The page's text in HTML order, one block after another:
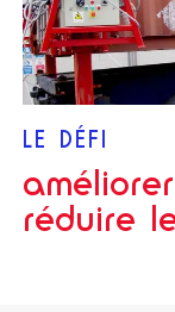
LE DÉFI
réduire